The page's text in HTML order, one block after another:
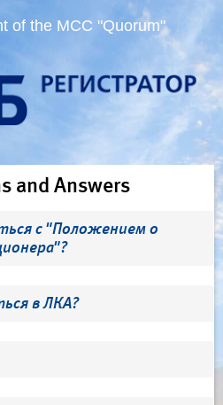
of the MCC "Quorum"
and Answers
с "Положением о
в ЛКА?